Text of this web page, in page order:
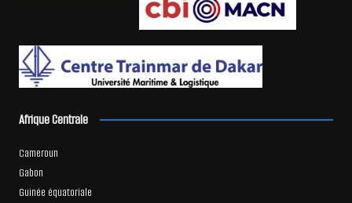
Afrique Centrale
Cameroun
Gabon
Guinée équatoriale